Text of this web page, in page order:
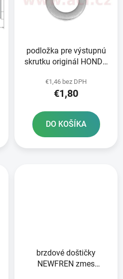
podložka pre výstupnú
skrutku originál HONDA
€1,46 bez DPH
€1,80
DO KOŠÍKA
brzdové doštičky
NEWFREN zmes